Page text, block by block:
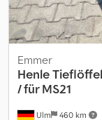
Ulm 460 km
Emmer
Henle
/ für MS21